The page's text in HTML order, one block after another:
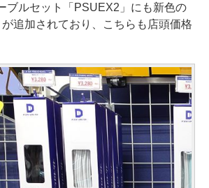
ブルセット「PSUEX2」にも新色の
追加されており、こちらも店頭価格